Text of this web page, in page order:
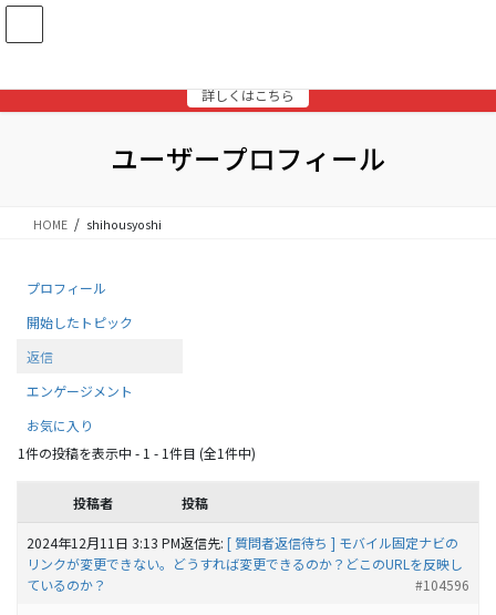
コ
ナ
詳しくはこちら
ユーザープロフィール
HOME shihousyoshi
プロフィール
開始したトピック
返信
エンゲージメント
お気に入り
1件の投稿を表示中 - 1 - 1件目 (全1件中)
投稿者 投稿
2024年12月11日 3:13 PM返信先: [ 質問者返信待ち ] モバイル固定ナビの
リンクが変更できない。どうすれば変更できるのか？どこのURLを反映し
ているのか？
#104596